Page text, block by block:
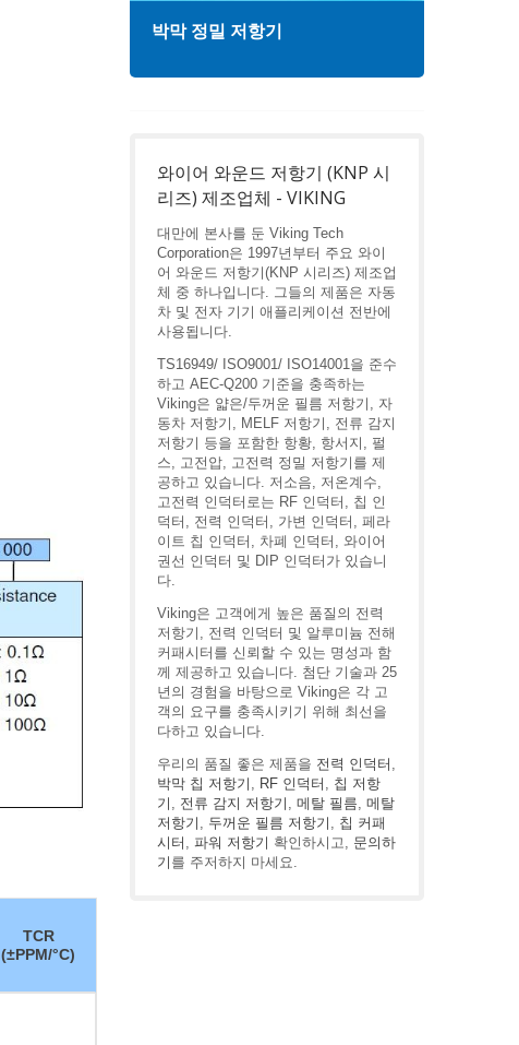
TCR
(±PPM/°C)
박막 정밀 저항기
와이어 와운드 저항기 (KNP 시
리즈) 제조업체 - VIKING
대만에 본사를 둔 Viking Tech
Corporation은 1997년부터 주요 와이
어 와운드 저항기(KNP 시리즈) 제조업
체 중 하나입니다. 그들의 제품은 자동
차 및 전자 기기 애플리케이션 전반에
사용됩니다.
TS16949/ ISO9001/ ISO14001을 준수
하고 AEC-Q200 기준을 충족하는
Viking은 얇은/두꺼운 필름 저항기, 자
동차 저항기, MELF 저항기, 전류 감지
저항기 등을 포함한 항황, 항서지, 펄
스, 고전압, 고전력 정밀 저항기를 제
공하고 있습니다. 저소음, 저온계수,
고전력 인덕터로는 RF 인덕터, 칩 인
덕터, 전력 인덕터, 가변 인덕터, 페라
이트 칩 인덕터, 차폐 인덕터, 와이어
권선 인덕터 및 DIP 인덕터가 있습니
다.
Viking은 고객에게 높은 품질의 전력
저항기, 전력 인덕터 및 알루미늄 전해
커패시터를 신뢰할 수 있는 명성과 함
께 제공하고 있습니다. 첨단 기술과 25
년의 경험을 바탕으로 Viking은 각 고
객의 요구를 충족시키기 위해 최선을
다하고 있습니다.
우리의 품질 좋은 제품을 전력 인덕터 ,
박막 칩 저항기 , RF 인덕터 , 칩 저항
기 , 전류 감지 저항기 , 메탈 필름, 메탈
저항기 , 두꺼운 필름 저항기 , 칩 커패
시터 , 파워 저항기 확인하시고, 문의하
기 를 주저하지 마세요.